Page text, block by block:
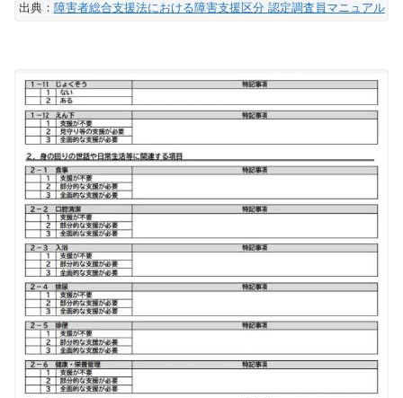
出典： 障害者総合支援法における障害支援区分 認定調査員マニュアル